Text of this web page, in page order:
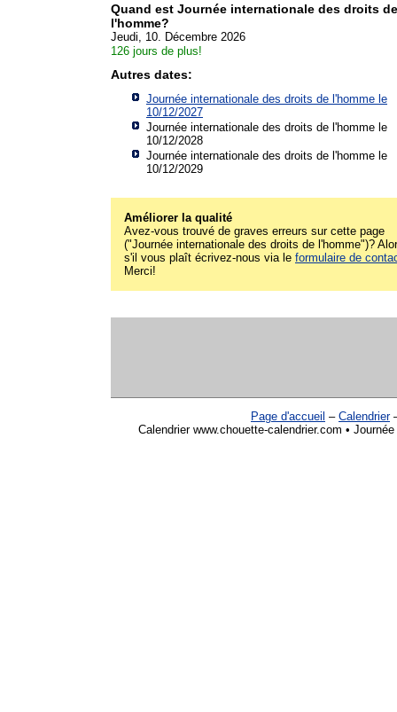
Quand est Journée internationale des droits de
l'homme?
Jeudi, 10. Décembre 2026
126 jours de plus!
Autres dates:
Journée internationale des droits de l'homme le
10/12/2027
Journée internationale des droits de l'homme le
10/12/2028
Journée internationale des droits de l'homme le
10/12/2029
Améliorer la qualité
Avez-vous trouvé de graves erreurs sur cette page
("Journée internationale des droits de l'homme")?
s'il vous plaît écrivez-nous via le formulaire de
Merci!
Page d'accueil – Calendrier
Calendrier www.chouette-calendrier.com •